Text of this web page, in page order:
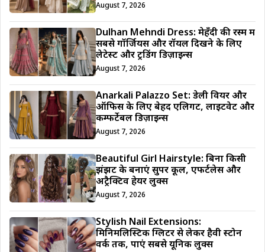
August 7, 2026
Dulhan Mehndi Dress: मेहँदी की रस्म में
सबसे गॉर्जियस और रॉयल दिखने के लिए
लेटेस्ट और ट्रेंडिंग डिज़ाइन्स
August 7, 2026
Anarkali Palazzo Set: डेली वियर और
ऑफिस के लिए बेहद एलिगेंट, लाइटवेट और
कम्फर्टेबल डिज़ाइन्स
August 7, 2026
Beautiful Girl Hairstyle: बिना किसी
झंझट के बनाएं सुपर कूल, एफर्टलेस और
अट्रैक्टिव हेयर लुक्स
August 7, 2026
Stylish Nail Extensions:
मिनिमलिस्टिक ग्लिटर से लेकर हैवी स्टोन
वर्क तक, पाएं सबसे यूनिक लुक्स